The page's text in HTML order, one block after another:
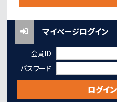
マイページログイン
会員ID
パスワード